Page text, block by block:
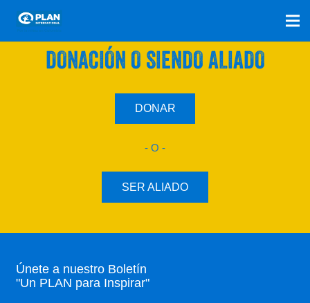
SÚMATE A NUESTRO PLAN CON UNA
DONACIÓN O SIENDO ALIADO
DONAR
- O -
SER ALIADO
Únete a nuestro Boletín
"Un PLAN para Inspirar"